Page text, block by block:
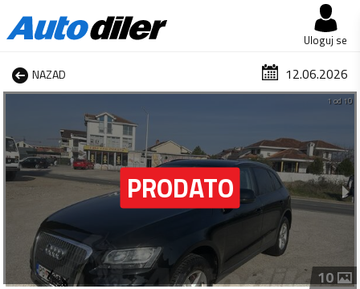
Uloguj se
NAZAD 12.06.2026
1 od 10
10